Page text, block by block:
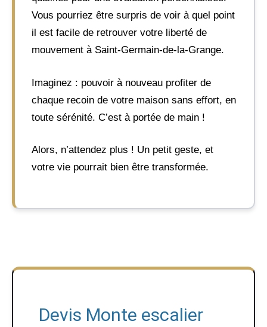
Vous pourriez être surpris de voir à quel point
il est facile de retrouver votre liberté de
mouvement à Saint-Germain-de-la-Grange.
Imaginez : pouvoir à nouveau profiter de
chaque recoin de votre maison sans effort, en
toute sérénité. C’est à portée de main !
Alors, n’attendez plus ! Un petit geste, et
votre vie pourrait bien être transformée.
Devis Monte escalier